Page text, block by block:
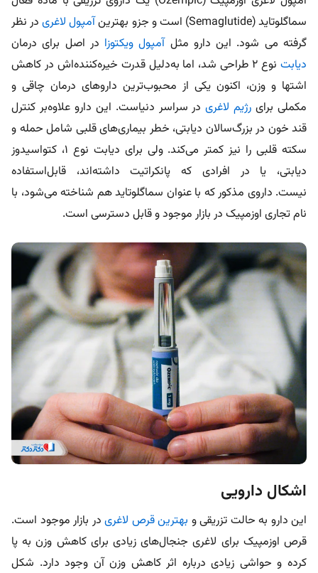
سماگلوتاید (Semaglutide) است و جزو بهترین
آمپول‌ لاغریدر نظر
گرفته می شود. این دارو مثلآمپول ویکتوزا در اصل برای درمان
دیابت
نوع ۲ طراحی شد، اما به‌دلیل قدرت خیره‌کننده‌اش در کاهش
اشتها و وزن، اکنون یکی از محبوب‌ترین داروهای درمان چاقی و
مکملی برای رژیم لاغریدر سراسر دنیاست. این دارو علاوه‌بر کنترل
قند خون در بزرگ‌سالان دیابتی، خطر بیماری‌های قلبی شامل حمله و
سکته قلبی را نیز کمتر می‌کند. ولی برای
دیابت نوع ۱، کتواسیدوز
دیابتی، یا در افرادی که پانکراتیت داشته‌اند، قابل‌استفاده
نیست. داروی مذکور که با عنوان سماگلوتاید هم شناخته می‌شود، با
نام تجاری اوزمپیک در بازار موجود و قابل دسترسی است.
اشکال دارویی
این دارو به حالت تزریقی و بهترین قرص لاغری در بازار موجود است.
قرص اوزمپیک برای لاغری جنجال‌های زیادی برای کاهش وزن به پا
کرده و حواشی زیادی درباره‌ اثر کاهش وزن آن وجود دارد. شکل